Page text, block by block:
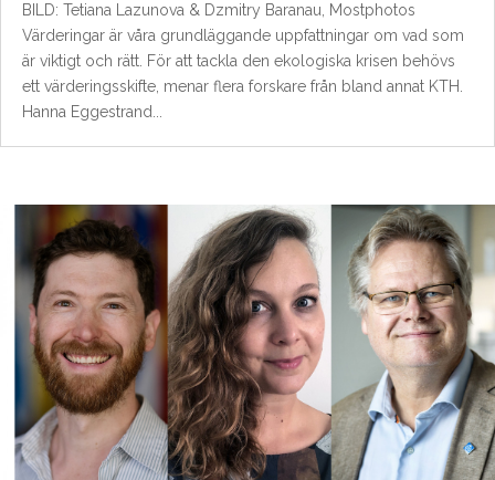
BILD: Tetiana Lazunova & Dzmitry Baranau, Mostphotos
Värderingar är våra grundläggande uppfattningar om vad som
är viktigt och rätt. För att tackla den ekologiska krisen behövs
ett värderingsskifte, menar flera forskare från bland annat KTH.
Hanna Eggestrand...